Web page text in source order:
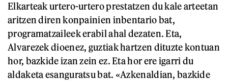
Elkarteak urtero-urtero prestatzen du kale arteetan
aritzen diren konpainien inbentario bat,
programatzaileek erabil ahal dezaten. Eta,
Alvarezek dioenez, guztiak hartzen dituzte kontuan
hor, bazkide izan zein ez. Eta hor ere igarri du
aldaketa esanguratsu bat. «Azkenaldian, bazkide